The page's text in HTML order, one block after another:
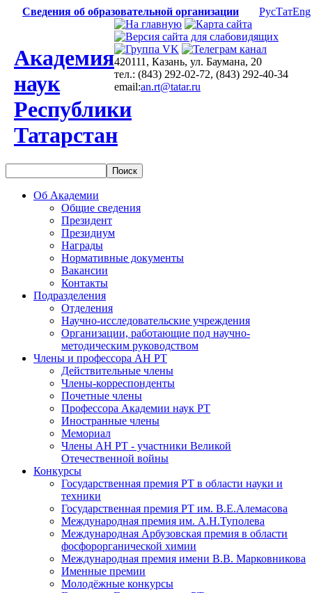
Сведения об образовательной организации РусТатEng
Академия
наук
Республики
Татарстан
420111, Казань, ул. Баумана, 20
тел.: (843) 292-02-72, (843) 292-40-34
email:an.rt@tatar.ru
Об Академии
Общие сведения
Президент
Президиум
Награды
Нормативные документы
Вакансии
Контакты
Подразделения
Отделения
Научно-исследовательские учреждения
Организации, работающие под научно-
методическим руководством
Члены и профессора АН РТ
Действительные члены
Члены-корреспонденты
Почетные члены
Профессора Академии наук РТ
Иностранные члены
Мемориал
Члены АН РТ - участники Великой
Отечественной войны
Конкурсы
Государственная премия РТ в области науки и
техники
Государственная премия РТ им. В.Е.Алемасова
Международная премия им. А.Н.Туполева
Международная Арбузовская премия в области
фосфорорганической химии
Международная премия имени В.В. Марковникова
Именные премии
Молодёжные конкурсы